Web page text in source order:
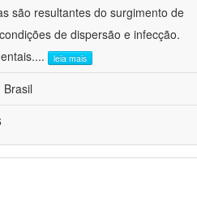
são resultantes do surgimento de
de dispersão e infecção.
... leia mais